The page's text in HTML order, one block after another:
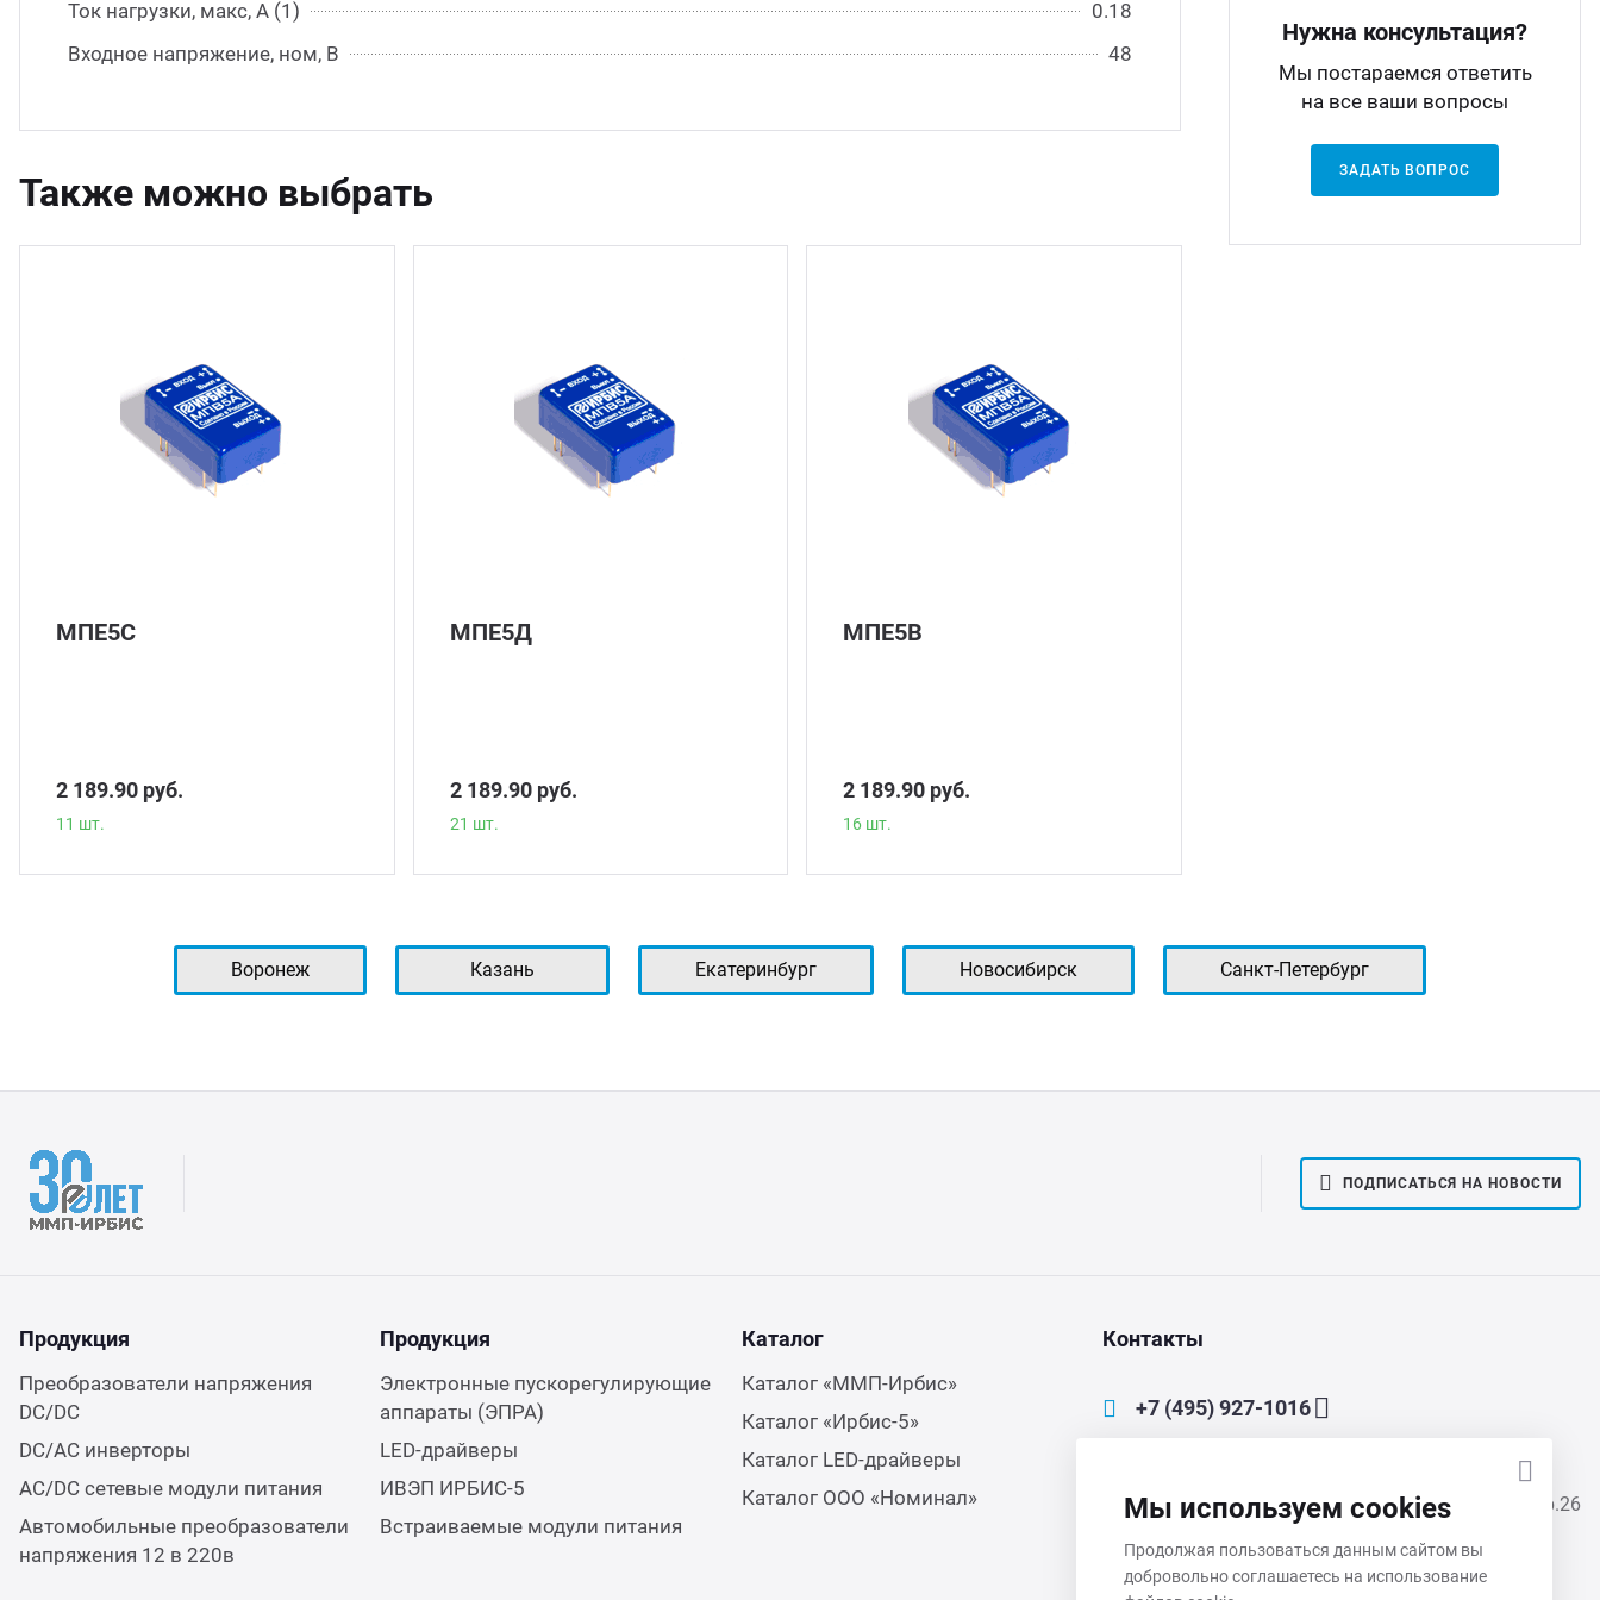
Ток нагрузки, макс, А (1)
0.18
Входное напряжение, ном, В
48
Также можно выбрать
МПЕ5С
2 189.90 руб.
11 шт.
МПЕ5Д
2 189.90 руб.
21 шт.
МПЕ5В
2 189.90 руб.
16 шт.
Нужна консультация?
Мы постараемся ответить
на все ваши вопросы
ЗАДАТЬ ВОПРОС
Воронеж Казань Екатеринбург Новосибирск Санкт-Петербург
ПОДПИСАТЬСЯ НА НОВОСТИ
Продукция
Преобразователи напряжения
DC/DC
DC/AC инверторы
AC/DC сетевые модули питания
Автомобильные преобразователи
напряжения 12 в 220в
Продукция
Электронные пускорегулирующие
аппараты (ЭПРА)
LED-драйверы
ИВЭП ИРБИС-5
Встраиваемые модули питания
Каталог
Каталог «ММП-Ирбис»
Каталог «Ирбис-5»
Каталог LED-драйверы
Каталог ООО «Номинал»
Контакты
+7 (495) 927-1016
111033, Москва, Золоторожский Вал, д. 11, стр.26
Пн-Чт 8:00 - 17:00
Пт 8:00 - 16:00
Мы используем cookies
Продолжая пользоваться данным сайтом вы
добровольно соглашаетесь на использование